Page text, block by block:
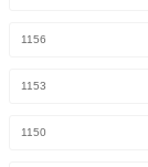
1156
1153
1150